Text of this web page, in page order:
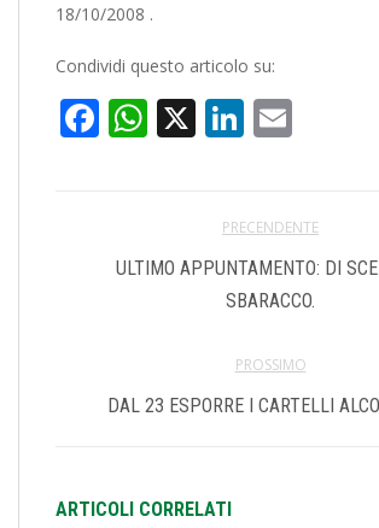
18/10/2008 .
Condividi questo articolo su:
Facebook
WhatsApp
X LinkedIn
PRECENDENTE
ULTIMO APPUNTAMENTO: DI
SBARACCO.
PROSSIMO
DAL 23 ESPORRE I CARTELLI
ARTICOLI CORRELATI